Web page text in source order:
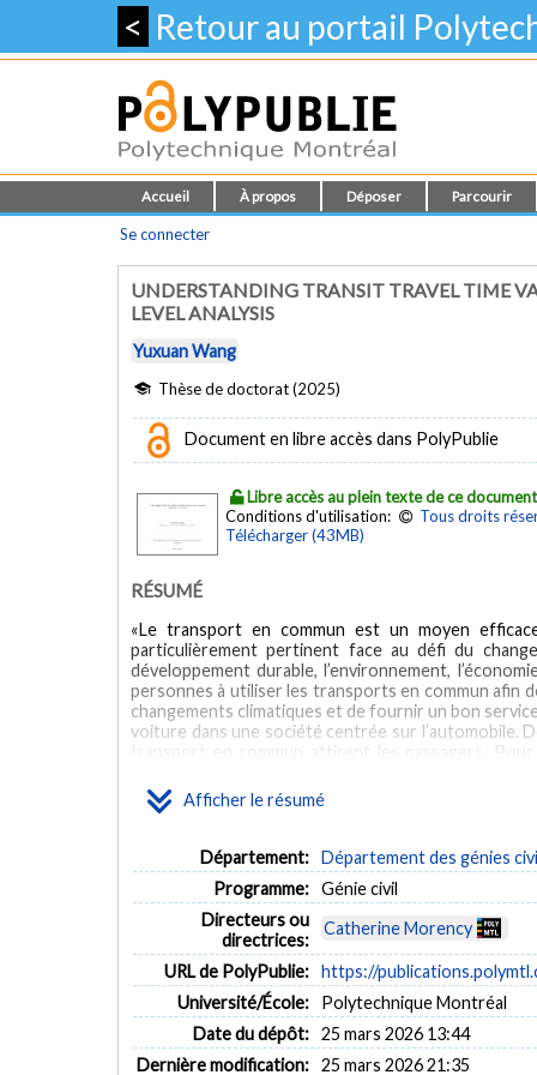
< Retour au portail
Accueil À propos Déposer Parcourir
Se connecter
UNDERSTANDING TRANSIT TRAVEL TIME
LEVEL ANALYSIS
Yuxuan Wang
Thèse de doctorat (2025)
Document en libre accès dans PolyPublie
Libre accès au plein texte de ce document
Conditions d'utilisation:
Tous droits
Télécharger (43MB)
Afficher le résumé
RÉSUMÉ
«Le transport en commun est un moyen
particulièrement pertinent face au défi du
développement durable, l’environnement,
personnes à utiliser les transports en commun afin
changements climatiques et de fournir un bon
voiture dans une société centrée sur l’automobile.
transport en commun attirent les passagers.
influencent les choix d’itinéraires, l’attractivité
transport en commun sont moins attrayants ou
temps de parcours. Actuellement, de
parcours en transport en commun, de
de parcours en transport en commun, et de
parcours en transport en commun. Cependant, il
temps de parcours, puisque les définitions varient
d’évaluer systématiquement les avantages et les
utilisées pour évaluer les temps de parcours
véhicules et les transactions tarifaires. Donc,
statistiques, des moyens, et des variations des
afin d’améliorer notre compréhension des temps
spécifiques pour améliorer les temps, la fiabilité,
Département: Département des génies
Programme: Génie civil
Directeurs ou
directrices:
Catherine Morency
URL de PolyPublie: https://
Université/École:
Polytechnique Montréal
Date du dépôt: 25 mars 2026 13:44
Dernière modification: 25 mars 2026 21:35